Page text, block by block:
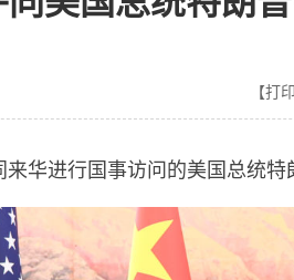
【打
华进行国事访问的美国总统特